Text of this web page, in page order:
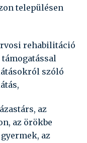
településen
rehabilitáció
szóló
az
az örökbe
az